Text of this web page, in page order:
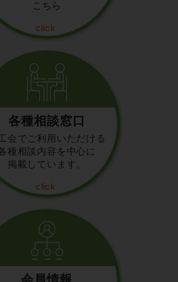
こちら
各種相談窓口
会でご利用いただける
種相談内容を中心に
掲載しています。